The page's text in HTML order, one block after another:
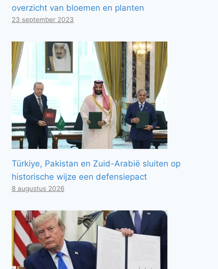
overzicht van bloemen en planten
23 september 2023
Türkiye, Pakistan en Zuid-Arabië sluiten op
historische wijze een defensiepact
8 augustus 2026